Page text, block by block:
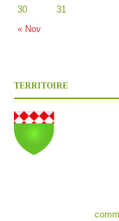
« Nov
30
31
TERRITOIRE